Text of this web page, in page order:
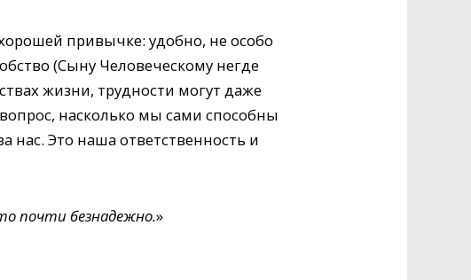
привычке: удобно, не особо
(Сыну Человеческому негде
жизни, трудности могут даже
насколько мы сами способны
нас. Это наша ответственность и
почти безнадежно.»​